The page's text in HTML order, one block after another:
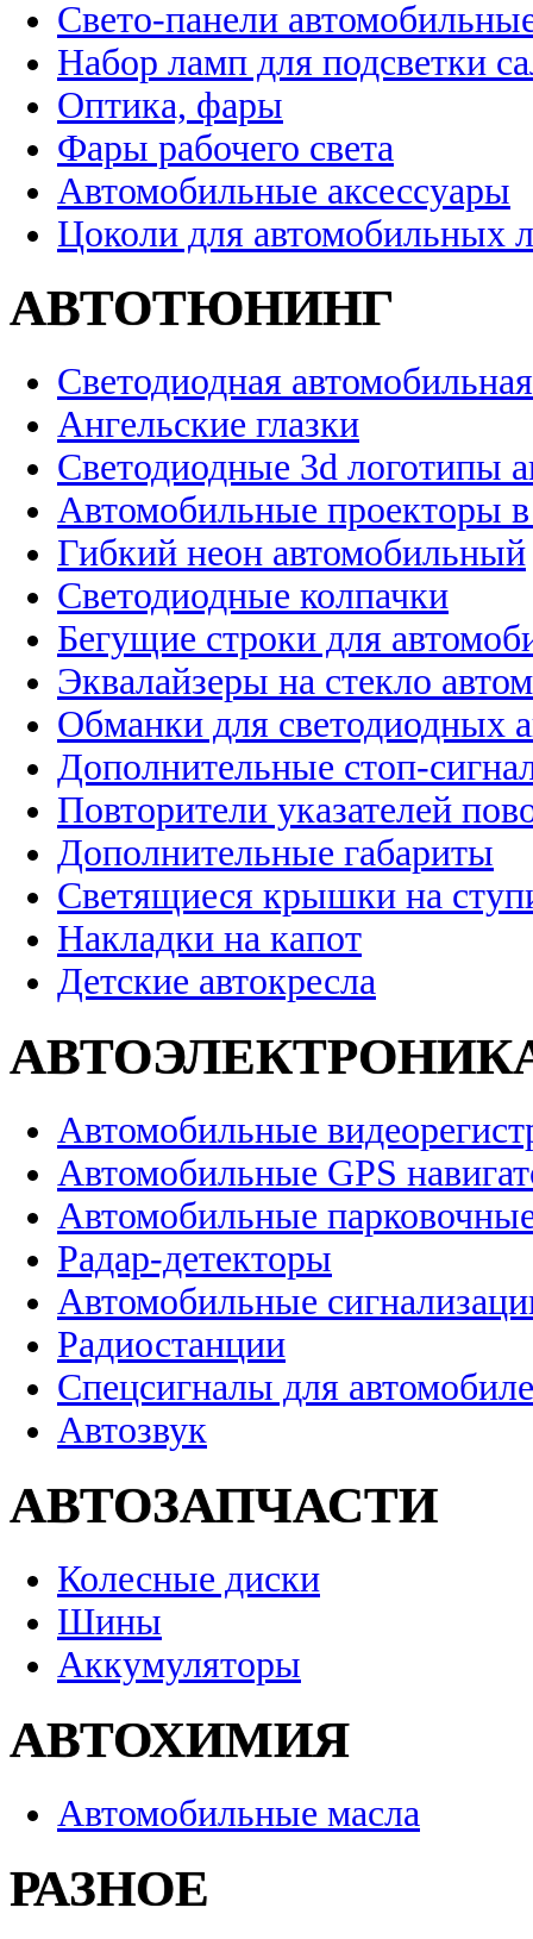
Свето-панели
Набор ламп для подсветки
Оптика, фары
Фары рабочего света
Автомобильные аксессуары
Цоколи для автомобильных
АВТОТЮНИНГ
Светодиодная
Ангельские глазки
Светодиодные 3d логотипы
Автомобильные проекторы
Гибкий неон автомобильный
Светодиодные колпачки
Бегущие строки для
Эквалайзеры на стекло
Обманки для светодиодных
Дополнительные стоп-
Повторители указателей
Дополнительные габариты
Светящиеся крышки на
Накладки на капот
Детские автокресла
Автомобильные
Автомобильные GPS
Автомобильные
Радар-детекторы
Автомобильные
Радиостанции
Спецсигналы для
Автозвук
АВТОЗАПЧАСТИ
Колесные диски
Шины
Аккумуляторы
АВТОХИМИЯ
Автомобильные масла
РАЗНОЕ